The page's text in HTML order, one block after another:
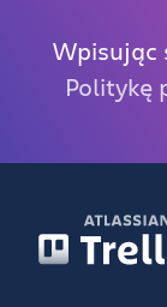
Wpisując
Politykę